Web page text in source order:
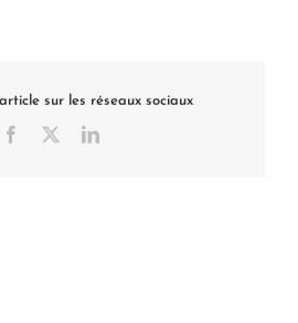
sur les réseaux sociaux
Facebook LinkedIn